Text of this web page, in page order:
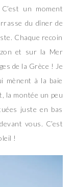
un moment
du dîner de
Chaque recoin
et sur la Mer
de la Grèce ! Je
mènent à la baie
la montée un peu
juste en bas
vous. C’est
!